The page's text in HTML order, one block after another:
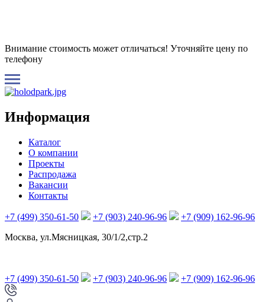
Внимание стоимость может отличаться! Уточняйте цену по
телефону
Информация
Каталог
О компании
Проекты
Распродажа
Вакансии
Контакты
+7 (499) 350-61-50 +7 (903) 240-96-96
+7 (909) 162-96-96
Москва, ул.Мясницкая, 30/1/2,стр.2
+7 (499) 350-61-50 +7 (903) 240-96-96 +7 (909) 162-96-96